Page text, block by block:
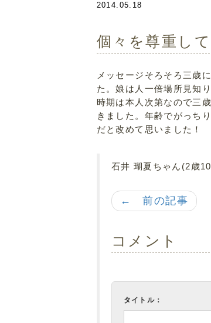
2014.05.18
個々を尊重し
メッセージそろそろ三歳
た。娘は人一倍場所見知
時期は本人次第なので三
きました。年齢でがっち
だと改めて思いました！
石井 瑚夏ちゃん(2歳
← 前の記事
コメント
タイトル：